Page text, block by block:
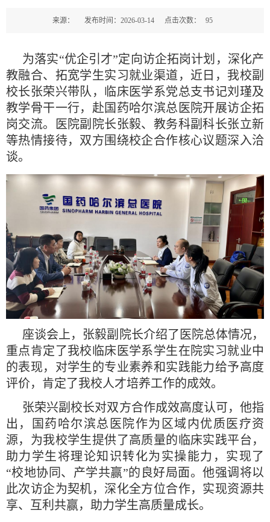
来源： 发布时间：2026-03-14 点击次数： 95
为落实“优企引才”定向访企拓岗计划，深化产
教融合、拓宽学生实习就业渠道，近日，我校副
校长张荣兴带队，临床医学系党总支书记刘瑾及
教学骨干一行，赴国药哈尔滨总医院开展访企拓
岗交流。医院副院长张毅、教务科副科长张立新
等热情接待，双方围绕校企合作核心议题深入洽
谈。
座谈会上，张毅副院长介绍了医院总体情况，
重点肯定了我校临床医学系学生在院实习就业中
的表现，对学生的专业素养和实践能力给予高度
评价，肯定了我校人才培养工作的成效。
张荣兴副校长对双方合作成效高度认可，他指
出，国药哈尔滨总医院作为区域内优质医疗资
源，为我校学生提供了高质量的临床实践平台，
助力学生将理论知识转化为实操能力，实现了
“校地协同、产学共赢”的良好局面。他强调将以
此次访企为契机，深化全方位合作，实现资源共
享、互利共赢，助力学生高质量成长。